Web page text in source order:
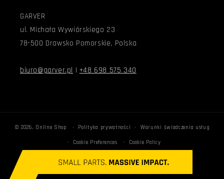
GARVER
ul. Michała Wywiórskiego 23
78-500 Drawsko Pomorskie, Polska
biuro@garver.pl | +48 698 575 340
© 2026, Online Shop Polityka prywatności Warunki świadczenia usług
Cookie Preferences Cookie Policy